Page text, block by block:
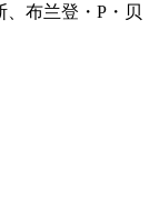
布兰登・P・贝